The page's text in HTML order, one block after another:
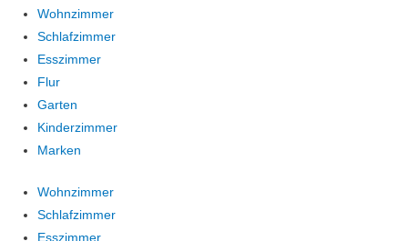
Wohnzimmer
Schlafzimmer
Esszimmer
Flur
Garten
Kinderzimmer
Marken
Wohnzimmer
Schlafzimmer
Esszimmer